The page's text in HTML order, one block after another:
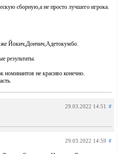
сборную,а не просто лучшего игрока.
Йокич,Дончич,Адетокумбо.
результаты.
номинантов не красиво конечно.
29.03.2022 14:51 #
29.03.2022 14:59 #